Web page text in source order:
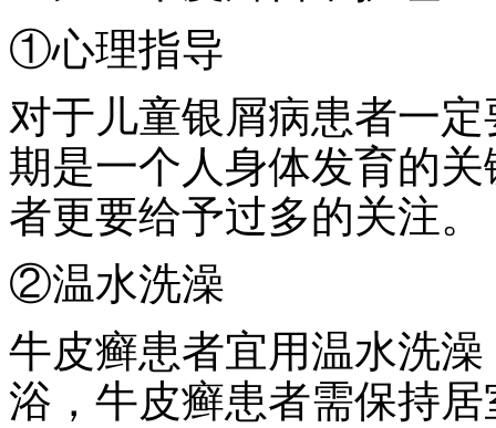
①心理指导
对于儿童银屑病患者一
期是一个人身体发育的
者更要给予过多的关注。
②温水洗澡
牛皮癣患者宜用温水洗
浴，牛皮癣患者需保持